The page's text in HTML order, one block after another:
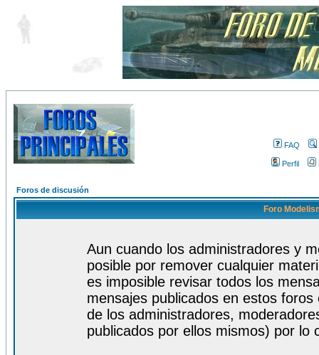
FAQ
Perfil
Foros de discusión
Foro
Aun cuando los administradores y
posible por remover cualquier
es imposible revisar todos los
mensajes publicados en estos
de los administradores,
publicados por ellos mismos) por lo